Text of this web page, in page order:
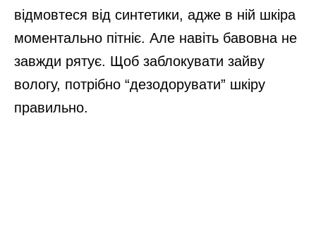
відмовтеся від синтетики, адже в ній шкіра
моментально пітніє. Але навіть бавовна не
завжди рятує. Щоб заблокувати зайву
вологу, потрібно “дезодорувати” шкіру
правильно.